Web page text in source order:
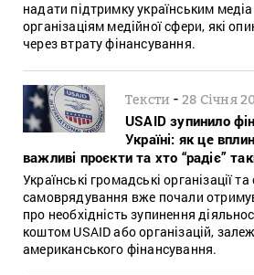
надати підтримку українським
організаціям медійної сфери, які
через втрату фінансування.
Тексти -28 Січня
USAID зупинило
Україні: як це
важливі проєкти та хто “радіє”
Українські громадські організації
самоврядування вже почали
про необхідність зупинення
коштом USAID або організацій,
американського фінансування.